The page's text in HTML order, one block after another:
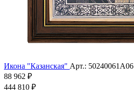
Икона "Казанская" Арт.: 50240061А06
88 962 ₽
444 810 ₽